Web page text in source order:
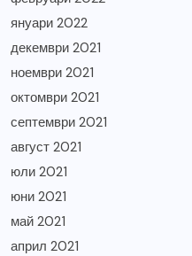
януари 2022
декември 2021
ноември 2021
октомври 2021
септември 2021
август 2021
юли 2021
юни 2021
май 2021
април 2021